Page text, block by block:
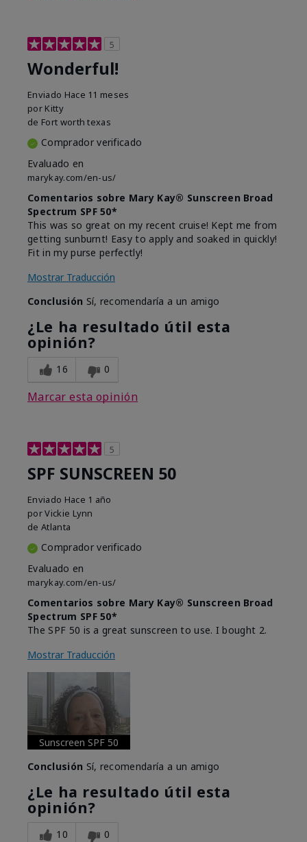
5
Wonderful!
Enviado Hace 11 meses
por Kitty
de Fort worth texas
Comprador verificado
Evaluado en
marykay.com/en-us/
Comentarios sobre Mary Kay® Sunscreen Broad
Spectrum SPF 50*
This was so great on my recent cruise! Kept me from
getting sunburnt! Easy to apply and soaked in quickly!
Fit in my purse perfectly!
Mostrar Traducción
Conclusión Sí, recomendaría a un amigo
¿Le ha resultado útil esta
opinión?
16 0
Marcar esta opinión
5
SPF SUNSCREEN 50
Enviado Hace 1 año
porVickie Lynn
de Atlanta
Comprador verificado
Evaluado en
marykay.com/en-us/
Comentarios sobre Mary Kay® Sunscreen Broad
Spectrum SPF 50*
The SPF 50 is a great sunscreen to use. I bought 2.
Mostrar Traducción
Sunscreen SPF 50
Conclusión Sí, recomendaría a un amigo
¿Le ha resultado útil esta
opinión?
10 0